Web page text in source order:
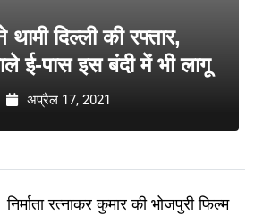
निर्माता रत्नाकर कुमार की भोजपुरी फिल्म
दिल्ली की रफ्तार,
ई-पास इस बंदी में भी लागू
अप्रैल 17, 2021